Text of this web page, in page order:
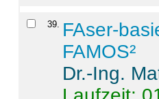
39. FAser-
FAMOS²
Dr.-Ing.